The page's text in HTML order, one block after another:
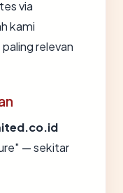
via
kami
relevan
— sekitar